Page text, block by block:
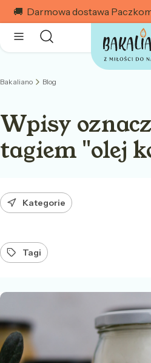
🚚 Darmowa dostawa
Menu Otwórz wyszukiwarkę
Szukaj
Bakaliano Blog
Wpisy
tagiem "olej
Kategorie
Tagi